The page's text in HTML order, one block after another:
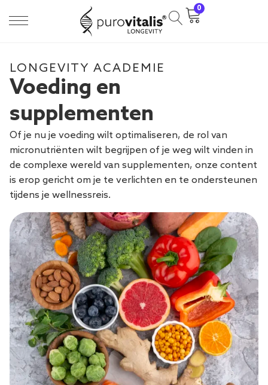
0
LONGEVITY ACADEMIE
Voeding en
supplementen
Of je nu je voeding wilt optimaliseren, de rol van
micronutriënten wilt begrijpen of je weg wilt vinden in
de complexe wereld van supplementen, onze content
is erop gericht om je te verlichten en te ondersteunen
tijdens je wellnessreis.